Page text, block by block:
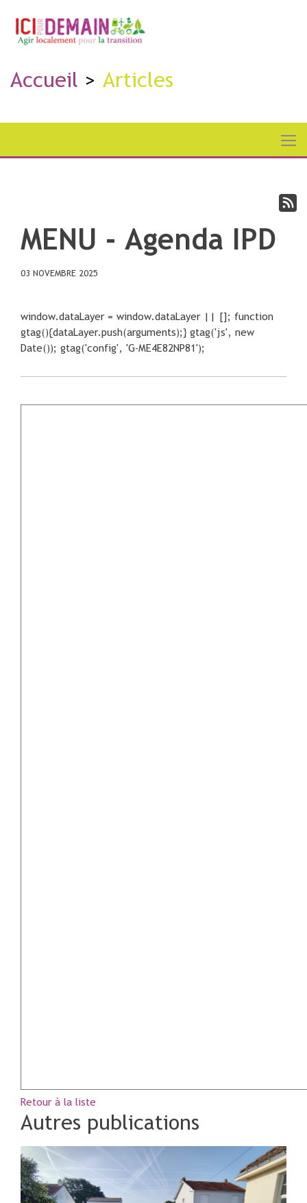
Accueil Articles
MENU - Agenda IPD
03 NOVEMBRE 2025
window.dataLayer = window.dataLayer || []; function
gtag(){dataLayer.push(arguments);} gtag('js', new
Date()); gtag('config', 'G-ME4E82NP81');
Retour à la liste
Autres publications